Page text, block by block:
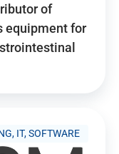
of
equipment for
IT, SOFTWARE